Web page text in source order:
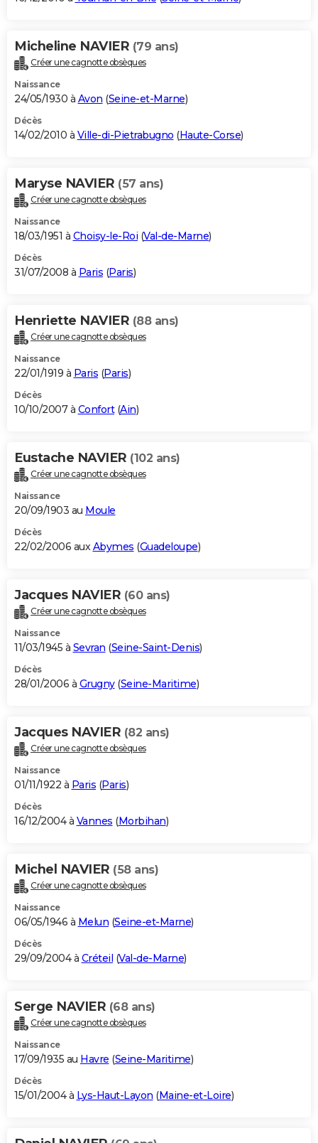
Micheline NAVIER (79 ans)
Créer une cagnotte obsèques
Naissance
24/05/1930 à Avon (Seine-et-Marne)
Décès
14/02/2010 à Ville-di-Pietrabugno (Haute-Corse)
Maryse NAVIER (57 ans)
Créer une cagnotte obsèques
Naissance
18/03/1951 à Choisy-le-Roi (Val-de-Marne)
Décès
31/07/2008 à Paris (Paris)
Henriette NAVIER (88 ans)
Créer une cagnotte obsèques
Naissance
22/01/1919 à Paris (Paris)
Décès
10/10/2007 à Confort(Ain)
Eustache NAVIER (102 ans)
Créer une cagnotte obsèques
Naissance
20/09/1903 au Moule
Décès
22/02/2006 auxAbymes (Guadeloupe)
Jacques NAVIER (60 ans)
Créer une cagnotte obsèques
Naissance
11/03/1945 à Sevran (Seine-Saint-Denis)
Décès
28/01/2006 à Grugny(Seine-Maritime)
Jacques NAVIER (82 ans)
Créer une cagnotte obsèques
Naissance
01/11/1922 à Paris (Paris)
Décès
16/12/2004 à Vannes (Morbihan)
Michel NAVIER (58 ans)
Créer une cagnotte obsèques
Naissance
06/05/1946 à Melun (Seine-et-Marne)
Décès
29/09/2004 à Créteil (Val-de-Marne)
Serge NAVIER (68 ans)
Créer une cagnotte obsèques
Naissance
17/09/1935 au Havre (Seine-Maritime)
Décès
15/01/2004 à Lys-Haut-Layon (Maine-et-Loire)